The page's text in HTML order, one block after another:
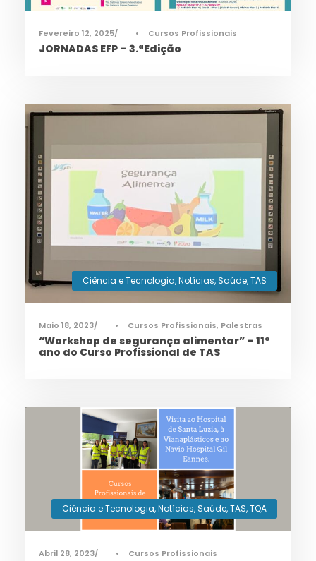
Fevereiro 12, 2025 • Cursos Profissionais
JORNADAS EFP – 3.ªEdição
Ciência e Tecnologia,Notícias,Saúde,TAS
Maio 18, 2023 • Cursos Profissionais, Palestras
“Workshop de segurança alimentar” – 11º
ano do Curso Profissional de TAS
Ciência e Tecnologia,Notícias,Saúde,TAS,TQA
Abril 28, 2023 • Cursos Profissionais